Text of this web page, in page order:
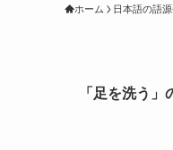
ホーム 日本語の語
「足を洗う